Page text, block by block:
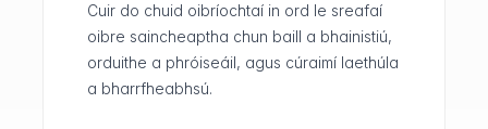
Cuir do chuid oibríochtaí in ord le sreafaí
oibre saincheaptha chun baill a bhainistiú,
orduithe a phróiseáil, agus cúraimí laethúla
a bharrfheabhsú.